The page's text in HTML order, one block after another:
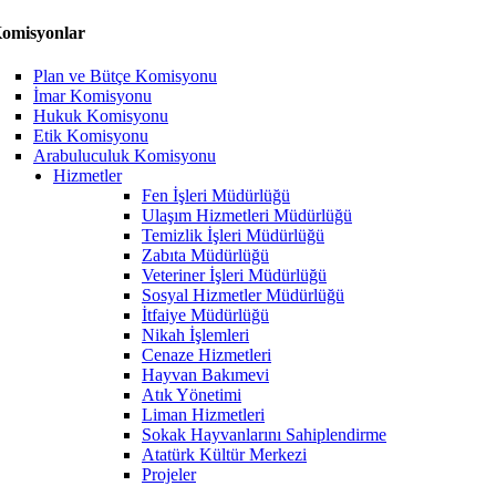
Plan ve Bütçe Komisyonu
İmar Komisyonu
Hukuk Komisyonu
Etik Komisyonu
Arabuluculuk Komisyonu
Hizmetler
Fen İşleri Müdürlüğü
Ulaşım Hizmetleri Müdürlüğü
Temizlik İşleri Müdürlüğü
Zabıta Müdürlüğü
Veteriner İşleri Müdürlüğü
Sosyal Hizmetler Müdürlüğü
İtfaiye Müdürlüğü
Nikah İşlemleri
Cenaze Hizmetleri
Hayvan Bakımevi
Atık Yönetimi
Liman Hizmetleri
Sokak Hayvanlarını Sahiplendirme
Atatürk Kültür Merkezi
Projeler